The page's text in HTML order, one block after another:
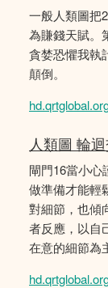
一般人類圖把
為賺錢天賦。
貪婪恐懼我執
顛倒。
人類圖 輪
閘門16當小心
做準備才能輕
對細節，也傾
者反應，以自
在意的細節為